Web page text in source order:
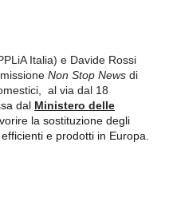
Italia) e Davide Rossi
Non Stop News di
al via dal 18
dal Ministero delle
la sostituzione degli
e prodotti in Europa.